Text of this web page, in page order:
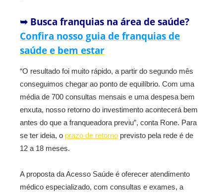
➥ Busca franquias na área de saúde?
Confira nosso guia de franquias de
saúde e bem estar
“O resultado foi muito rápido, a partir do segundo mês
conseguimos chegar ao ponto de equilíbrio. Com uma
média de 700 consultas mensais e uma despesa bem
enxuta, nosso retorno do investimento acontecerá bem
antes do que a franqueadora previu”, conta Rone. Para
se ter ideia, o prazo de retorno previsto pela rede é de
12 a 18 meses.
A proposta da Acesso Saúde é oferecer atendimento
médico especializado, com consultas e exames, a